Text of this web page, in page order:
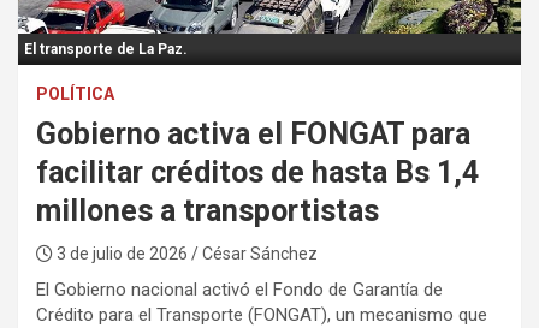
El transporte de La Paz.
POLÍTICA
Gobierno activa el FONGAT para
facilitar créditos de hasta Bs 1,4
millones a transportistas
3 de julio de 2026 / César Sánchez
El Gobierno nacional activó el Fondo de Garantía de
Crédito para el Transporte (FONGAT), un mecanismo que